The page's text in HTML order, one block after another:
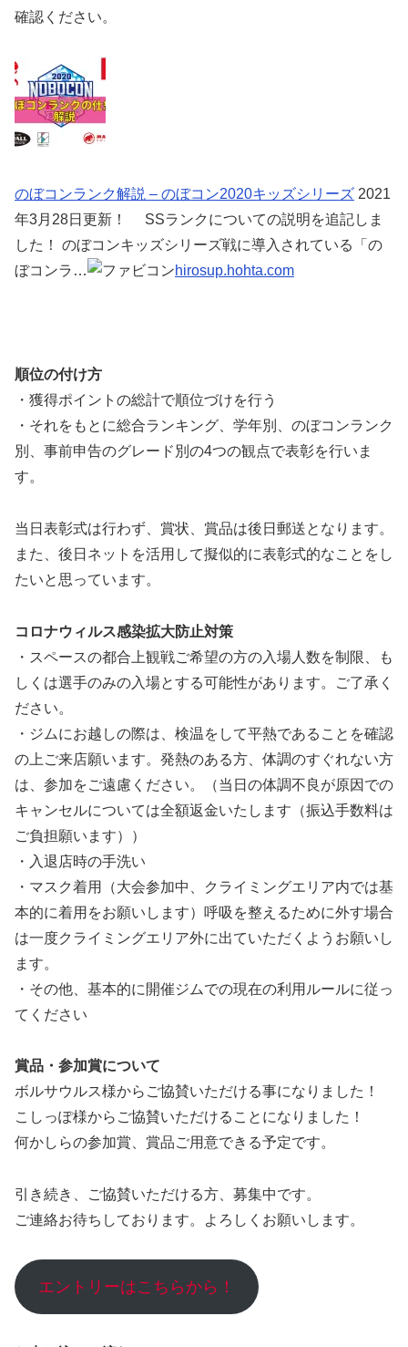
確認ください。
のぼコンランク解説 – のぼコン2020キッズシリーズ 2021
年3月28日更新！ SSランクについての説明を追記しま
した！ のぼコンキッズシリーズ戦に導入されている「の
ぼコンラ…
hirosup.hohta.com
順位の付け方
・獲得ポイントの総計で順位づけを行う
・それをもとに総合ランキング、学年別、のぼコンランク
別、事前申告のグレード別の4つの観点で表彰を行いま
す。
当日表彰式は行わず、賞状、賞品は後日郵送となります。
また、後日ネットを活用して擬似的に表彰式的なことをし
たいと思っています。
コロナウィルス感染拡大防止対策
・スペースの都合上観戦ご希望の方の入場人数を制限、も
しくは選手のみの入場とする可能性があります。ご了承く
ださい。
・ジムにお越しの際は、検温をして平熱であることを確認
の上ご来店願います。発熱のある方、体調のすぐれない方
は、参加をご遠慮ください。（当日の体調不良が原因での
キャンセルについては全額返金いたします（振込手数料は
ご負担願います））
・入退店時の手洗い
・マスク着用（大会参加中、クライミングエリア内では基
本的に着用をお願いします）呼吸を整えるために外す場合
は一度クライミングエリア外に出ていただくようお願いし
ます。
・その他、基本的に開催ジムでの現在の利用ルールに従っ
てください
賞品・参加賞について
ボルサウルス様からご協賛いただける事になりました！
こしっぽ様からご協賛いただけることになりました！
何かしらの参加賞、賞品ご用意できる予定です。
引き続き、ご協賛いただける方、募集中です。
ご連絡お待ちしております。よろしくお願いします。
エントリーはこちらから！